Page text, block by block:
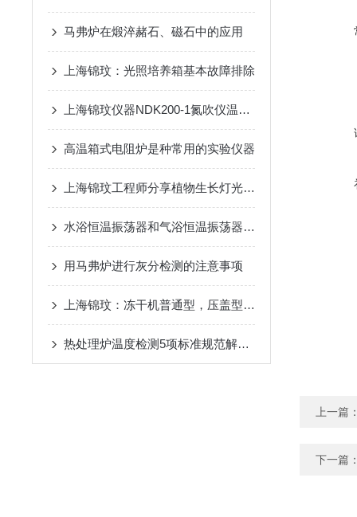
马弗炉在煅淬赭石、磁石中的应用
上海锦玟：光照培养箱基本故障排除
上海锦玟仪器NDK200-1氮吹仪温度校准操作
高温箱式电阻炉是种常用的实验仪器
上海锦玟工程师分享植物生长灯光配比
水浴恒温振荡器和气浴恒温振荡器的区别
用马弗炉进行灰分检测的注意事项
上海锦玟：冻干机普通型，压盖型，多歧管型的区别
热处理炉温度检测5项标准规范解读五
上一篇
下一篇